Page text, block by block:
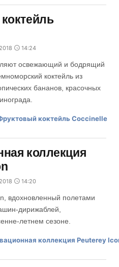
14:24
освежающий и бодрящий
коктейль из
бананов, красочных
коллекция
14:20
вдохновленный полетами
дирижаблей,
летнем сезоне.